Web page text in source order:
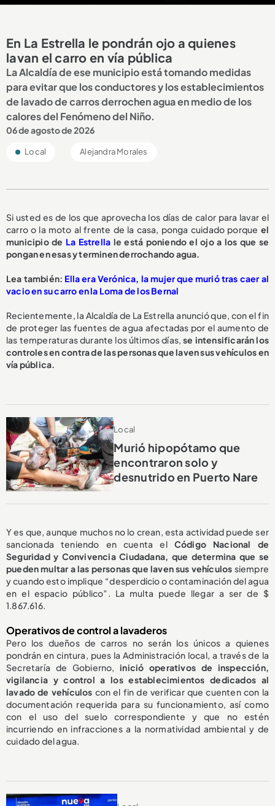
En La Estrella le pondrán ojo a quienes
lavan el carro en vía pública
La Alcaldía de ese municipio está tomando medidas
para evitar que los conductores y los establecimientos
de lavado de carros derrochen agua en medio de los
calores del Fenómeno del Niño.
06 de agosto de 2026
Local Alejandra Morales
Si usted es de los que aprovecha los días de calor para lavar el
carro o la moto al frente de la casa, ponga cuidado porque el
municipio de La Estrella le está poniendo el ojo a los que se
pongan en esas y terminen derrochando agua.
Lea también: Ella era Verónica, la mujer que murió tras caer al
vacio en su carro en la Loma de los Bernal
Recientemente, la Alcaldía de La Estrella anunció que, con el fin
de proteger las fuentes de agua afectadas por el aumento de
las temperaturas durante los últimos días, se intensificarán los
controles en contra de las personas que laven sus vehículos en
vía pública.
Local
Murió hipopótamo que
encontraron solo y
desnutrido en Puerto Nare
Y es que, aunque muchos no lo crean, esta actividad puede ser
sancionada teniendo en cuenta el Código Nacional de
Seguridad y Convivencia Ciudadana, que determina que se
pueden multar a las personas que laven sus vehículos siempre
y cuando esto implique “desperdicio o contaminación del agua
en el espacio público”. La multa puede llegar a ser de $
1.867.616.
Operativos de control a lavaderos
Pero los dueños de carros no serán los únicos a quienes
pondrán en cintura, pues la Administración local, a través de la
Secretaría de Gobierno,inició operativos de inspección,
vigilancia y control a los establecimientos dedicados al
lavado de vehículos con el fin de verificar que cuenten con la
documentación requerida para su funcionamiento, así como
con el uso del suelo correspondiente y que no estén
incurriendo en infracciones a la normatividad ambiental y de
cuidado del agua.